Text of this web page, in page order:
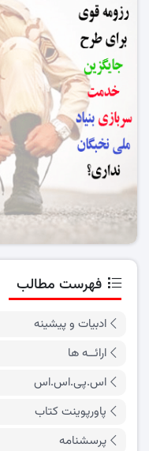
فهرست مطالب
ادبیات و پیشینه
ارائــه ها
اس.پی.اس.اس
پاورپوینت کتاب
پرسشنامه